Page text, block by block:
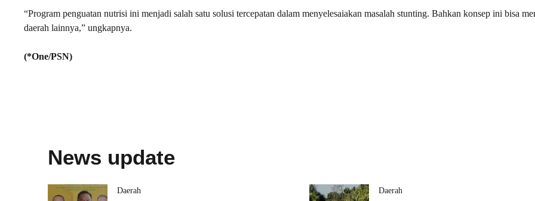
“Program penguatan nutrisi ini menjadi salah satu solusi tercepatan dalam menyelesaiakan masalah stunting. Bahkan konsep ini bisa
daerah lainnya,” ungkapnya.
(*One/PSN)
News update
Daerah Daerah